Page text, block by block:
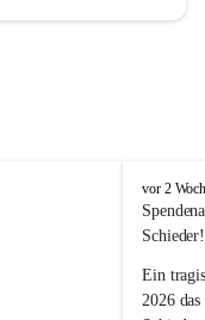
B
u
c
-
S
vor 2
Schieder!
Ein
2026